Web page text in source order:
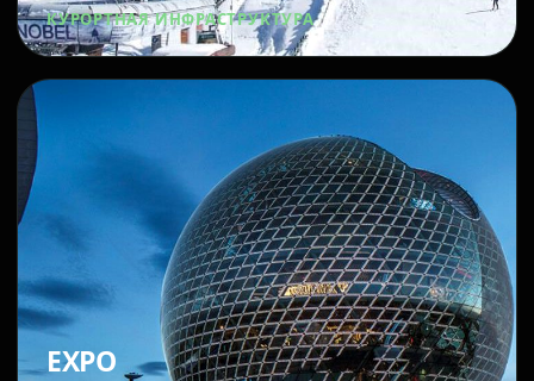
КУРОРТНАЯ ИНФРАСТРУКТУРА
EXPO